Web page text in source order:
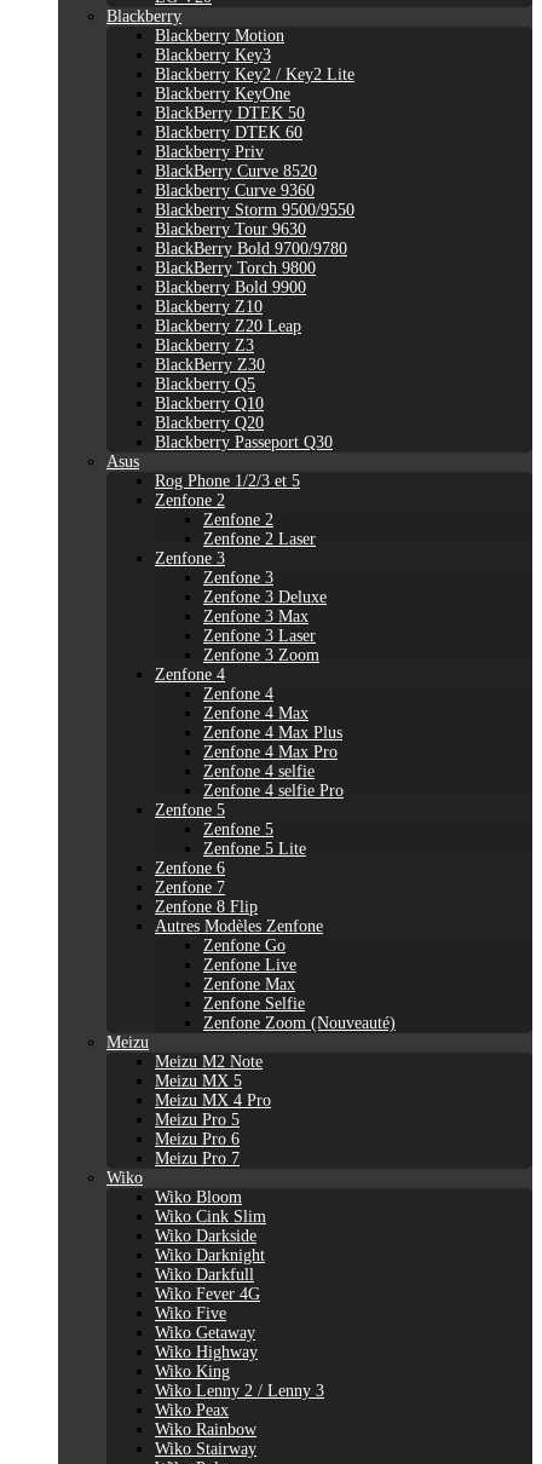
Blackberry
Blackberry Motion
Blackberry Key3
Blackberry Key2 / Key2 Lite
Blackberry KeyOne
BlackBerry DTEK 50
Blackberry DTEK 60
Blackberry Priv
BlackBerry Curve 8520
Blackberry Curve 9360
Blackberry Storm 9500/9550
Blackberry Tour 9630
BlackBerry Bold 9700/9780
BlackBerry Torch 9800
Blackberry Bold 9900
Blackberry Z10
Blackberry Z20 Leap
Blackberry Z3
BlackBerry Z30
Blackberry Q5
Blackberry Q10
Blackberry Q20
Blackberry Passeport Q30
Asus
Rog Phone 1/2/3 et 5
Zenfone 2
Zenfone 2
Zenfone 2 Laser
Zenfone 3
Zenfone 3
Zenfone 3 Deluxe
Zenfone 3 Max
Zenfone 3 Laser
Zenfone 3 Zoom
Zenfone 4
Zenfone 4
Zenfone 4 Max
Zenfone 4 Max Plus
Zenfone 4 Max Pro
Zenfone 4 selfie
Zenfone 4 selfie Pro
Zenfone 5
Zenfone 5
Zenfone 5 Lite
Zenfone 6
Zenfone 7
Zenfone 8 Flip
Autres Modèles Zenfone
Zenfone Go
Zenfone Live
Zenfone Max
Zenfone Selfie
Zenfone Zoom (Nouveauté)
Meizu
Meizu M2 Note
Meizu MX 5
Meizu MX 4 Pro
Meizu Pro 5
Meizu Pro 6
Meizu Pro 7
Wiko
Wiko Bloom
Wiko Cink Slim
Wiko Darkside
Wiko Darknight
Wiko Darkfull
Wiko Fever 4G
Wiko Five
Wiko Getaway
Wiko Highway
Wiko King
Wiko Lenny 2 / Lenny 3
Wiko Peax
Wiko Rainbow
Wiko Stairway